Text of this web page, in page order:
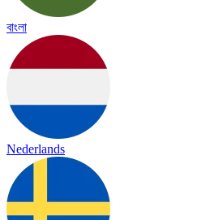
বাংলা
Nederlands